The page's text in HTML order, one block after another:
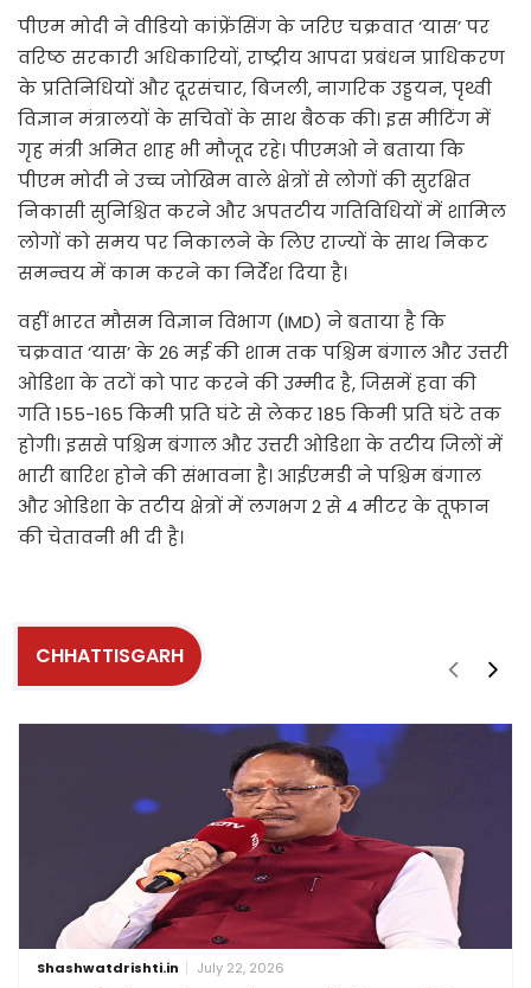
पीएम मोदी ने वीडियो कांफ्रेंसिंग के जरिए चक्रवात ‘यास’ पर
वरिष्ठ सरकारी अधिकारियों, राष्ट्रीय आपदा प्रबंधन प्राधिकरण
के प्रतिनिधियों और दूरसंचार, बिजली, नागरिक उड्डयन, पृथ्वी
विज्ञान मंत्रालयों के सचिवों के साथ बैठक की। इस मीटिंग में
गृह मंत्री अमित शाह भी मौजूद रहे। पीएमओ ने बताया कि
पीएम मोदी ने उच्च जोखिम वाले क्षेत्रों से लोगों की सुरक्षित
निकासी सुनिश्चित करने और अपतटीय गतिविधियों में शामिल
लोगों को समय पर निकालने के लिए राज्यों के साथ निकट
समन्वय में काम करने का निर्देश दिया है।
वहीं भारत मौसम विज्ञान विभाग (IMD) ने बताया है कि
चक्रवात ‘यास’ के 26 मई की शाम तक पश्चिम बंगाल और उत्तरी
ओडिशा के तटों को पार करने की उम्मीद है, जिसमें हवा की
गति 155-165 किमी प्रति घंटे से लेकर 185 किमी प्रति घंटे तक
होगी। इससे पश्चिम बंगाल और उत्तरी ओडिशा के तटीय जिलों में
भारी बारिश होने की संभावना है। आईएमडी ने पश्चिम बंगाल
और ओडिशा के तटीय क्षेत्रों में लगभग 2 से 4 मीटर के तूफान
की चेतावनी भी दी है।
CHHATTISGARH
Shashwatdrishti.in July 22, 2026